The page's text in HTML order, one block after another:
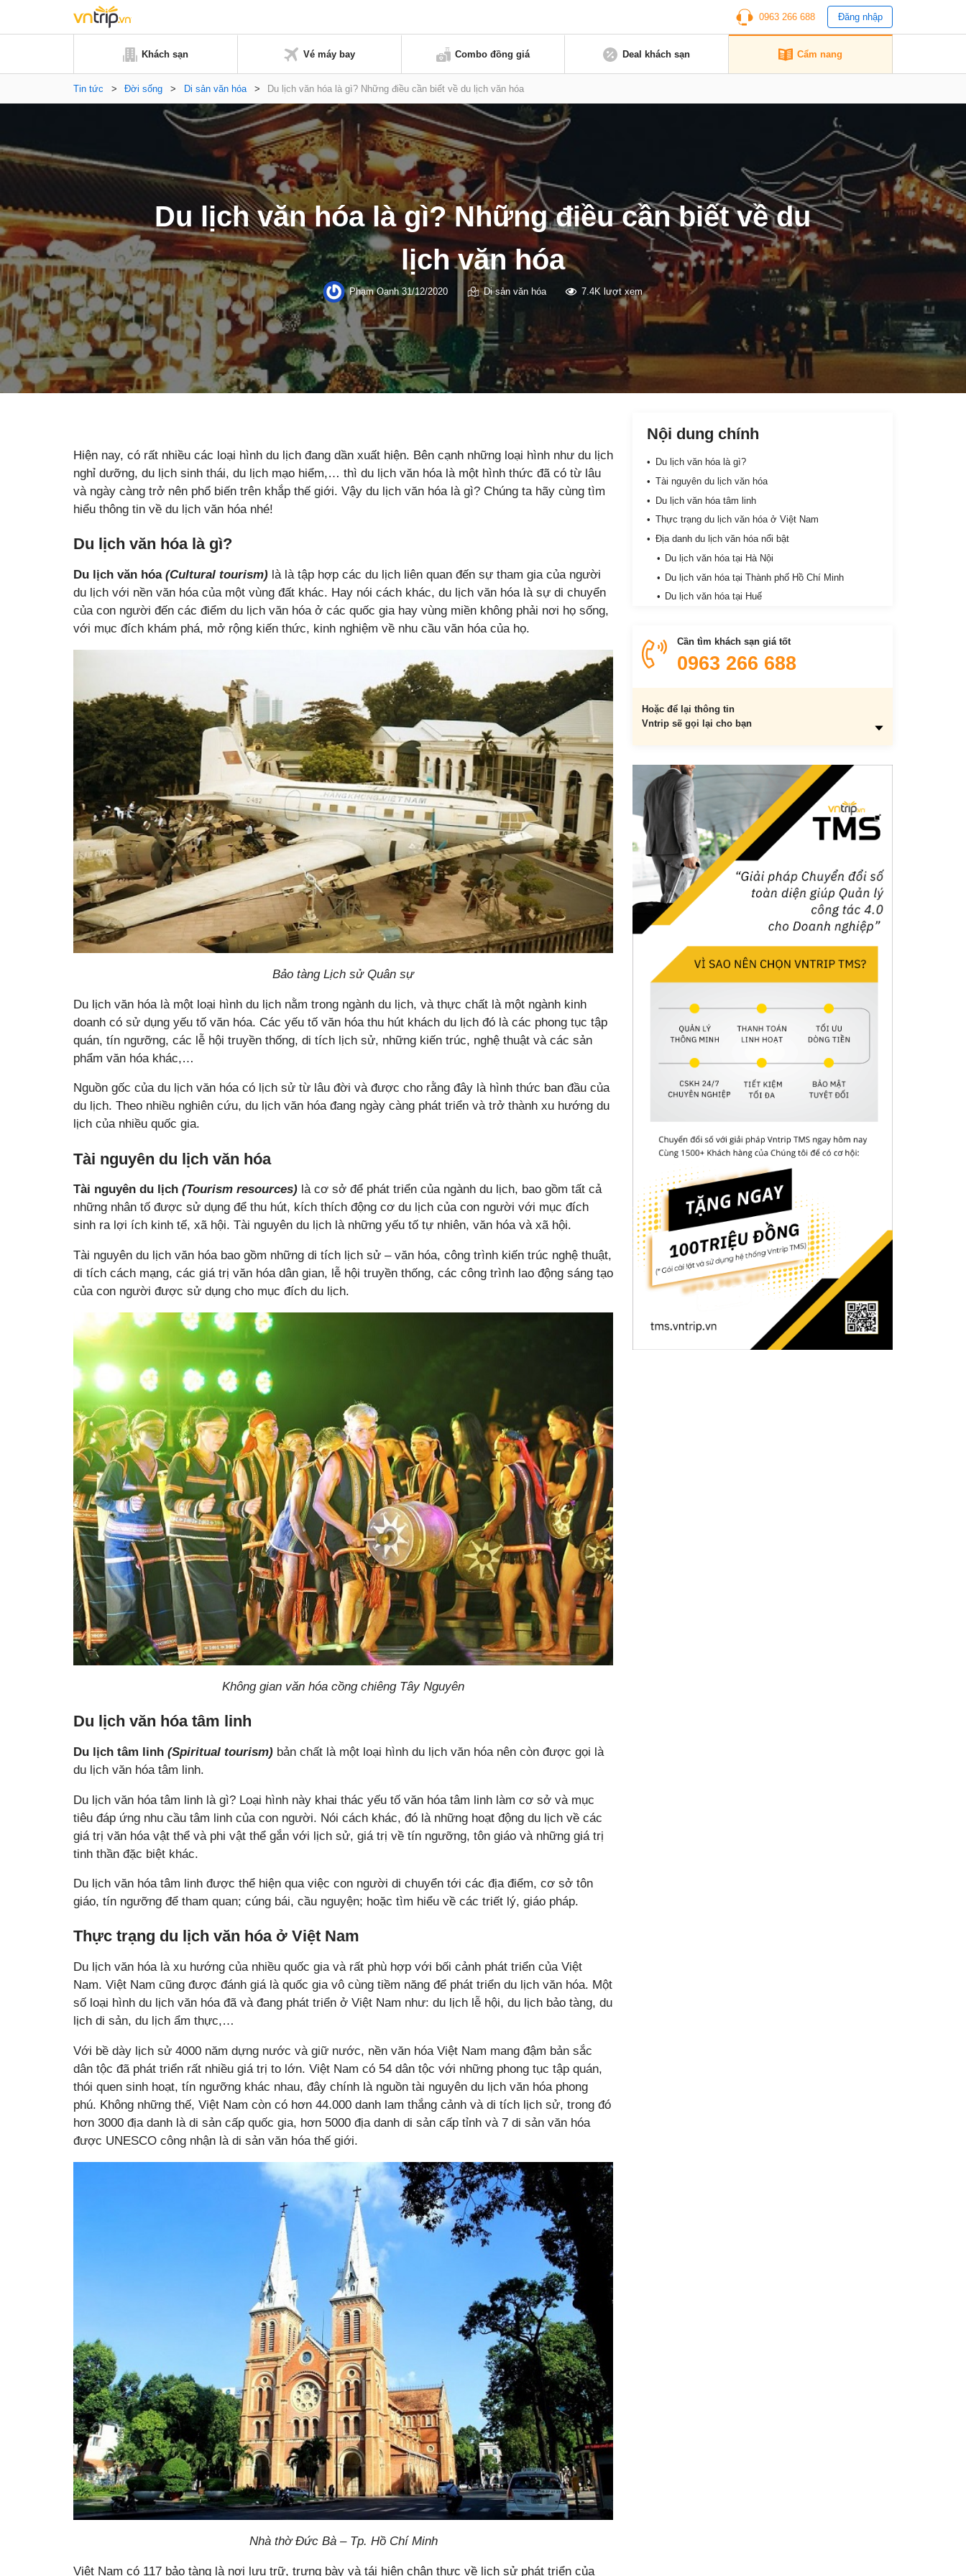
0963 266 688 Đăng nhập
Khách sạn Vé máy bay Combo đồng giá Deal khách sạn Cẩm nang
Tin tức > Đời sống > Di sản văn hóa > Du lịch văn hóa là gì? Những điều cần biết về du lịch văn hóa
Du lịch văn hóa là gì? Những điều cần biết về du
lịch văn hóa
Phạm Oanh31/12/2020 Di sản văn hóa 7.4K lượt xem
Hiện nay, có rất nhiều các loại hình du lịch đang dần xuất hiện. Bên cạnh những loại hình như du lịch
nghỉ dưỡng, du lịch sinh thái, du lịch mạo hiểm,… thì du lịch văn hóa là một hình thức đã có từ lâu
và ngày càng trở nên phổ biến trên khắp thế giới. Vậy du lịch văn hóa là gì? Chúng ta hãy cùng tìm
hiểu thông tin về du lịch văn hóa nhé!
Du lịch văn hóa là gì?
Du lịch văn hóa (Cultural tourism) là là tập hợp các du lịch liên quan đến sự tham gia của người
du lịch với nền văn hóa của một vùng đất khác. Hay nói cách khác, du lịch văn hóa là sự di chuyển
của con người đến các điểm du lịch văn hóa ở các quốc gia hay vùng miền không phải nơi họ sống,
với mục đích khám phá, mở rộng kiến thức, kinh nghiệm về nhu cầu văn hóa của họ.
Bảo tàng Lịch sử Quân sự
Du lịch văn hóa là một loại hình du lịch nằm trong ngành du lịch, và thực chất là một ngành kinh
doanh có sử dụng yếu tố văn hóa. Các yếu tố văn hóa thu hút khách du lịch đó là các phong tục tập
quán, tín ngưỡng, các lễ hội truyền thống, di tích lịch sử, những kiến trúc, nghệ thuật và các sản
phẩm văn hóa khác,…
Nguồn gốc của du lịch văn hóa có lịch sử từ lâu đời và được cho rằng đây là hình thức ban đầu của
du lịch. Theo nhiều nghiên cứu, du lịch văn hóa đang ngày càng phát triển và trở thành xu hướng du
lịch của nhiều quốc gia.
Tài nguyên du lịch văn hóa
Tài nguyên du lịch (Tourism resources) là cơ sở để phát triển của ngành du lịch, bao gồm tất cả
những nhân tố được sử dụng để thu hút, kích thích động cơ du lịch của con người với mục đích
sinh ra lợi ích kinh tế, xã hội. Tài nguyên du lịch là những yếu tố tự nhiên, văn hóa và xã hội.
Tài nguyên du lịch văn hóa bao gồm những di tích lịch sử – văn hóa, công trình kiến trúc nghệ thuật,
di tích cách mạng, các giá trị văn hóa dân gian, lễ hội truyền thống, các công trình lao động sáng tạo
của con người được sử dụng cho mục đích du lịch.
Không gian văn hóa cồng chiêng Tây Nguyên
Du lịch văn hóa tâm linh
Du lịch tâm linh (Spiritual tourism) bản chất là một loại hình du lịch văn hóa nên còn được gọi là
du lịch văn hóa tâm linh.
Du lịch văn hóa tâm linh là gì? Loại hình này khai thác yếu tố văn hóa tâm linh làm cơ sở và mục
tiêu đáp ứng nhu cầu tâm linh của con người. Nói cách khác, đó là những hoạt động du lịch về các
giá trị văn hóa vật thể và phi vật thể gắn với lịch sử, giá trị về tín ngưỡng, tôn giáo và những giá trị
tinh thần đặc biệt khác.
Du lịch văn hóa tâm linh được thể hiện qua việc con người di chuyển tới các địa điểm, cơ sở tôn
giáo, tín ngưỡng để tham quan; cúng bái, cầu nguyện; hoặc tìm hiểu về các triết lý, giáo pháp.
Thực trạng du lịch văn hóa ở Việt Nam
Du lịch văn hóa là xu hướng của nhiều quốc gia và rất phù hợp với bối cảnh phát triển của Việt
Nam. Việt Nam cũng được đánh giá là quốc gia vô cùng tiềm năng để phát triển du lịch văn hóa. Một
số loại hình du lịch văn hóa đã và đang phát triển ở Việt Nam như: du lịch lễ hội, du lịch bảo tàng, du
lịch di sản, du lịch ẩm thực,…
Với bề dày lịch sử 4000 năm dựng nước và giữ nước, nền văn hóa Việt Nam mang đậm bản sắc
dân tộc đã phát triển rất nhiều giá trị to lớn. Việt Nam có 54 dân tộc với những phong tục tập quán,
thói quen sinh hoạt, tín ngưỡng khác nhau, đây chính là nguồn tài nguyên du lịch văn hóa phong
phú. Không những thế, Việt Nam còn có hơn 44.000 danh lam thắng cảnh và di tích lịch sử, trong đó
hơn 3000 địa danh là di sản cấp quốc gia, hơn 5000 địa danh di sản cấp tỉnh và 7 di sản văn hóa
được UNESCO công nhận là di sản văn hóa thế giới.
Nhà thờ Đức Bà – Tp. Hồ Chí Minh
Việt Nam có 117 bảo tàng là nơi lưu trữ, trưng bày và tái hiện chân thực về lịch sử phát triển của
Nội dung chính
Du lịch văn hóa là gì?
Tài nguyên du lịch văn hóa
Du lịch văn hóa tâm linh
Thực trạng du lịch văn hóa ở Việt Nam
Địa danh du lịch văn hóa nổi bật
Du lịch văn hóa tại Hà Nội
Du lịch văn hóa tại Thành phố Hồ Chí Minh
Du lịch văn hóa tại Huế
Du lịch văn hóa tại Hội An
Du lịch văn hóa tại Hà Giang
Cần tìm khách sạn giá tốt
0963 266 688
Hoặc để lại thông tin
Vntrip sẽ gọi lại cho bạn